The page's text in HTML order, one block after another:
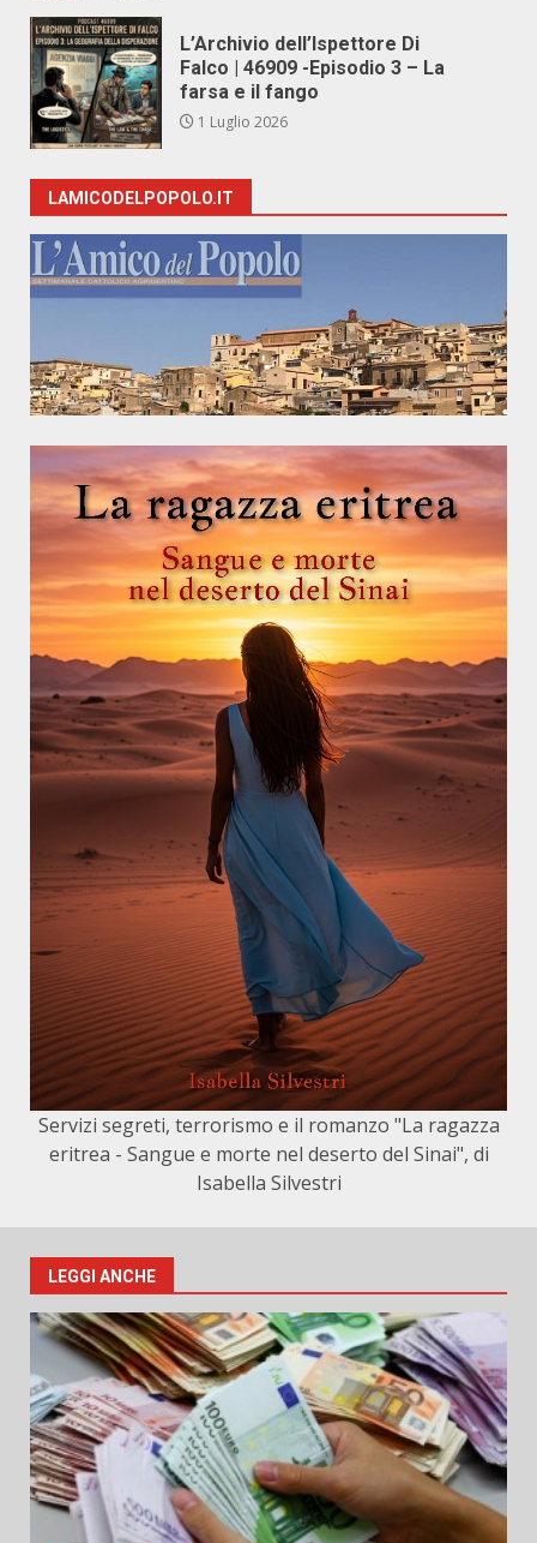
L’Archivio dell’Ispettore Di
Falco | 46909 -Episodio 3 – La
farsa e il fango
1 Luglio 2026
LAMICODELPOPOLO.IT
Servizi segreti, terrorismo e il romanzo "La ragazza
eritrea - Sangue e morte nel deserto del Sinai", di
Isabella Silvestri
LEGGI ANCHE